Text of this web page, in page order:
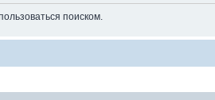
поиском.